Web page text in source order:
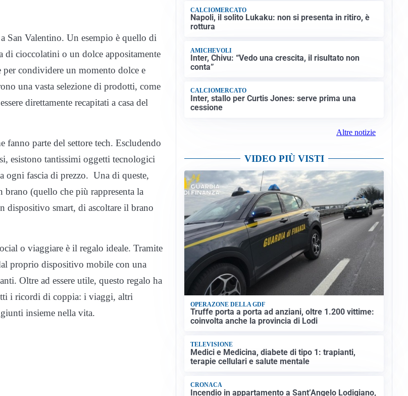
San Valentino. Un esempio è quello di
di cioccolatini o un dolce appositamente
condividere un momento dolce e
una vasta selezione di prodotti, come
direttamente recapitati a casa del
fanno parte del settore tech. Escludendo
esistono tantissimi oggetti tecnologici
ogni fascia di prezzo. Una di queste,
(quello che più rappresenta la
dispositivo smart, di ascoltare il brano
o viaggiare è il regalo ideale. Tramite
proprio dispositivo mobile con una
Oltre ad essere utile, questo regalo ha
i ricordi di coppia: i viaggi, altri
insieme nella vita.
CALCIOMERCATO
Napoli, il solito Lukaku: non si presenta in ritiro, è
rottura
AMICHEVOLI
Inter, Chivu: “Vedo una crescita, il risultato non
conta”
CALCIOMERCATO
Inter, stallo per Curtis Jones: serve prima una
cessione
Altre notizie
VIDEO PIÙ VISTI
OPERAZONE DELLA GDF
Truffe porta a porta ad anziani, oltre 1.200 vittime:
coinvolta anche la provincia di Lodi
TELEVISIONE
Medici e Medicina, diabete di tipo 1: trapianti,
terapie cellulari e salute mentale
CRONACA
Incendio in appartamento a Sant’Angelo Lodigiano,